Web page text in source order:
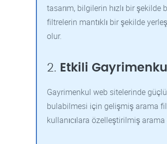
tasarım, bilgilerin hızlı bir
filtrelerin mantıklı bir şekilde
olur.
2. Etkili
Gayrimenkul web sitelerinde
bulabilmesi için gelişmiş arama
kullanıcılara özelleştirilmiş